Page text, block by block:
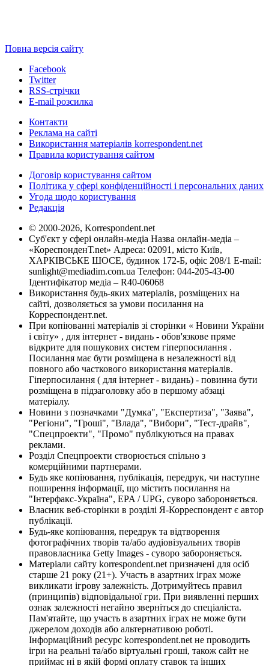
Повна версія сайту
Facebook
Twitter
RSS-стрічки
E-mail розсилка
Контакти
Реклама на сайті
Використання матеріалів korrespondent.net
Правила користування сайтом
Договір користування сайтом
Політика у сфері конфіденційності і персональних даних
Угода щодо користування
Редакція
© 2000-2026, Korrespondent.net
Суб'єкт у сфері онлайн-медіа Назва онлайн-медіа –
«КореспонденТ.net» Адреса: 02091, місто Київ,
ХАРКІВСЬКЕ ШОСЕ, будинок 172-Б, офіс 208/1 E-mail:
sunlight@mediadim.com.ua Телефон: 044-205-43-00
Ідентифікатор медіа – R40-06068
Використання будь-яких матеріалів, розміщених на
сайті, дозволяється за умови посилання на
Корреспондент.net.
При копіюванні матеріалів зі сторінки « Новини України
і світу» , для інтернет - видань - обов'язкове пряме
відкрите для пошукових систем гіперпосилання .
Посилання має бути розміщена в незалежності від
повного або часткового використання матеріалів.
Гіперпосилання ( для інтернет - видань) - повинна бути
розміщена в підзаголовку або в першому абзаці
матеріалу.
Новини з позначками "Думка", "Експертиза", "Заява",
"Регіони", "Гроші", "Влада", "Вибори", "Тест-драйв",
"Спецпроекти", "Промо" публікуються на правах
реклами.
Розділ Спецпроекти створюється спільно з
комерційними партнерами.
Будь яке копіювання, публікація, передрук, чи наступне
поширення інформації, що містить посилання на
"Інтерфакс-Україна", EPA / UPG, суворо забороняється.
Власник веб-сторінки в розділі Я-Корреспондент є автор
публікації.
Будь-яке копіювання, передрук та відтворення
фотографічних творів та/або аудіовізуальних творів
правовласника Getty Images - суворо забороняється.
Матеріали сайту korrespondent.net призначені для осіб
старше 21 року (21+). Участь в азартних іграх може
викликати ігрову залежність. Дотримуйтесь правил
(принципів) відповідальної гри. При виявленні перших
ознак залежності негайно зверніться до спеціаліста.
Пам'ятайте, що участь в азартних іграх не може бути
джерелом доходів або альтернативою роботі.
Інформаційний ресурс korrespondent.net не проводить
ігри на реальні та/або віртуальні гроші, також сайт не
приймає ні в якій формі оплату ставок та інших